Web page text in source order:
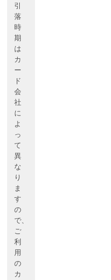
引
落
時
期
は
カ
ー
ド
会
社
に
よ
っ
て
異
な
り
ま
す
の
で、
ご
利
用
の
カ